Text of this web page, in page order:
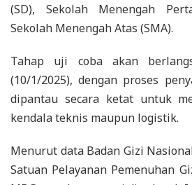
(SD), Sekolah Menengah
Sekolah Menengah Atas (SMA).
Tahap uji coba akan
(10/1/2025), dengan proses
dipantau secara ketat untuk
kendala teknis maupun logistik.
Menurut data Badan Gizi
Satuan Pelayanan Pemenuhan